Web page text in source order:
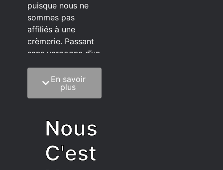
puisque nous ne
sommes pas
affiliés à une
crèmerie. Passant
sans vergogne d’un
éditeur à l’autre.
C’est quoi notre
méthode?
sagesse de la
vieillesse à une
grosse dose
d’autodérision. On
En savoir
plus
Nous
C'est